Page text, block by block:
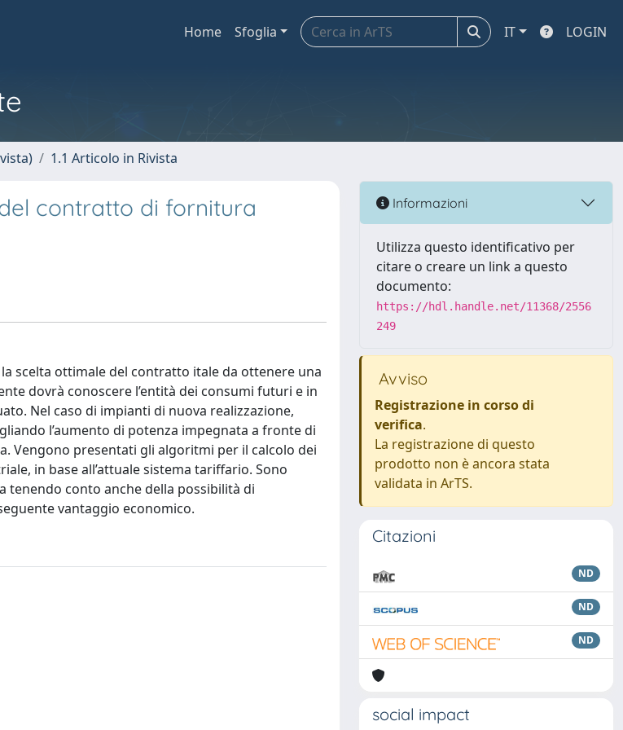
Home Sfoglia IT LOGIN
1.1 Articolo in Rivista
contratto di fornitura
scelta ottimale del contratto itale da ottenere una
dovrà conoscere l’entità dei consumi futuri e in
Nel caso di impianti di nuova realizzazione,
l’aumento di potenza impegnata a fronte di
Vengono presentati gli algoritmi per il calcolo dei
in base all’attuale sistema tariffario. Sono
conto anche della possibilità di
vantaggio economico.
Informazioni
Utilizza questo identificativo per
citare o creare un link a questo
documento:
https://hdl.handle.net/11368/2556
249
Avviso
Registrazione in corso di
verifica.
La registrazione di questo
prodotto non è ancora stata
validata in ArTS.
Citazioni
ND
ND
ND
social impact